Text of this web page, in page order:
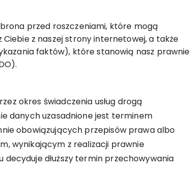
przed roszczeniami, które mogą
z naszej strony internetowej, a także
faktów), które stanowią nasz prawnie
okres świadczenia usług drogą
danych uzasadnione jest terminem
obowiązujących przepisów prawa albo
wynikającym z realizacji prawnie
dłuższy termin przechowywania